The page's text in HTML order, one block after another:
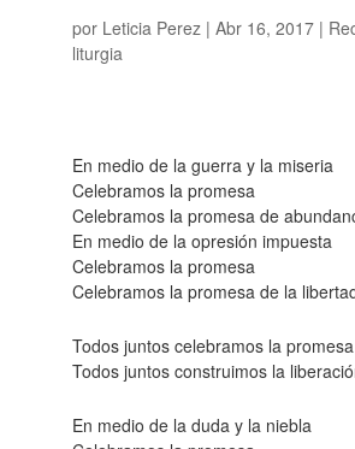
por Leticia Perez| Abr 16, 2017|
liturgia
En medio de la guerra y la miseria
Celebramos la promesa
Celebramos la promesa de
En medio de la opresión impuesta
Celebramos la promesa
Celebramos la promesa de la
Todos juntos celebramos la
Todos juntos construimos la
En medio de la duda y la niebla